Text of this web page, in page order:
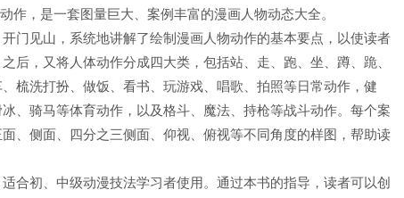
作，是一套图量巨大、案例丰富的漫画人物动态大全。
门见山，系统地讲解了绘制漫画人物动作的基本要点，以使读者
后，又将人体动作分成四大类，包括站、走、跑、坐、蹲、跪、
梳洗打扮、做饭、看书、玩游戏、唱歌、拍照等日常动作，健
、骑马等体育动作，以及格斗、魔法、持枪等战斗动作。每个案
、侧面、四分之三侧面、仰视、俯视等不同角度的样图，帮助读
合初、中级动漫技法学习者使用。通过本书的指导，读者可以创